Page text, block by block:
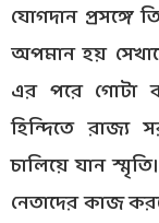
যোগদান প্রসঙ্গে
অপমান হয়
এর পরে গোটা
হিন্দিতে
চালিয়ে যান
নেতাদের কাজ